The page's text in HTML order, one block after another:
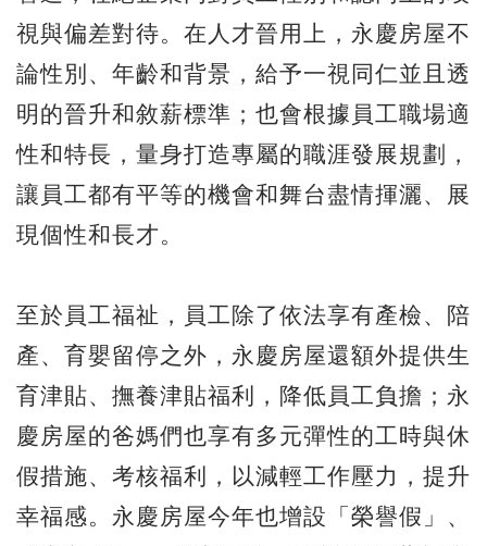
視與偏差對待。在人才晉用上，永慶房屋不
論性別、年齡和背景，給予一視同仁並且透
明的晉升和敘薪標準；也會根據員工職場適
性和特長，量身打造專屬的職涯發展規劃，
讓員工都有平等的機會和舞台盡情揮灑、展
現個性和長才。
至於員工福祉，員工除了依法享有產檢、陪
產、育嬰留停之外，永慶房屋還額外提供生
育津貼、撫養津貼福利，降低員工負擔；永
慶房屋的爸媽們也享有多元彈性的工時與休
假措施、考核福利，以減輕工作壓力，提升
幸福感。永慶房屋今年也增設「榮譽假」、